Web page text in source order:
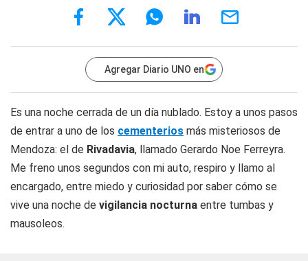
Agregar Diario UNO en
Es una noche cerrada de un día nublado. Estoy a unos pasos
de entrar a uno de los cementerios más misteriosos de
Mendoza: el de Rivadavia, llamado Gerardo Noe Ferreyra.
Me freno unos segundos con mi auto, respiro y llamo al
encargado, entre miedo y curiosidad por saber cómo se
vive una noche de vigilancia nocturna entre tumbas y
mausoleos.